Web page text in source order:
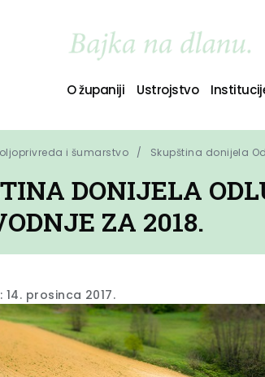
O županiji Ustrojstvo
i šumarstvo Skupština donijela
DONIJELA
ZA 2018.
prosinca 2017.